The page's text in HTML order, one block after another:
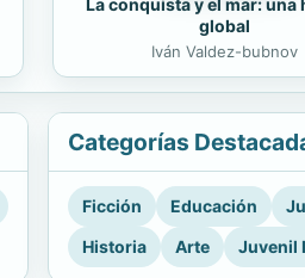
La conquista y el mar: una
global
Iván Valdez-bubnov
Categorías
Ficción Educación
Historia
Arte Juvenil